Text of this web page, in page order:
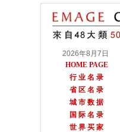
2026年8月7日
HOME PAGE
行 业 名 录
省 区 名 录
城 市 数 据
国 际 名 录
世 界 买 家